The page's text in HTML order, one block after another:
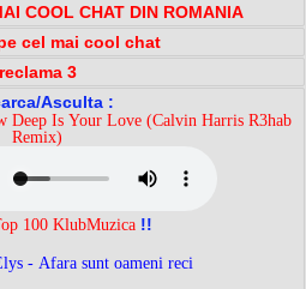
COOL CHAT DIN ROMANIA
cel mai cool chat
reclama 3
Asculta :
Deep Is Your Love (Calvin Harris R3hab
Remix)
100 KlubMuzica !!
- Afara sunt oameni reci